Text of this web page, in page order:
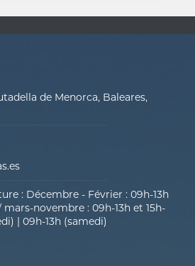
de Menorca, Baleares,
: Décembre - Février : 09h-13h
novembre : 09h-13h et 15h-
| 09h-13h (samedi)